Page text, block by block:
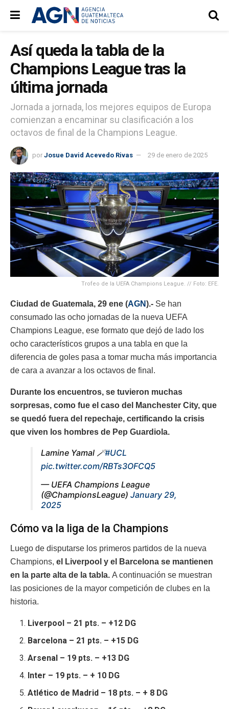
Así queda la tabla de la
Champions League tras la
última jornada
Jornada a jornada, los mejores equipos de Europa
comienzan a encaminar su clasificación a los
octavos de final de la Champions League.
por Josue David Acevedo Rivas 29 de enero de 2025
Trofeo de la UEFA Champions League. // Foto: EFE.
Ciudad de Guatemala, 29 ene (AGN).- Se han
consumado las ocho jornadas de la nueva UEFA
Champions League, ese formato que dejó de lado los
ocho característicos grupos a una tabla en que la
diferencia de goles pasa a tomar mucha más importancia
de cara a avanzar a los octavos de final.
Durante los encuentros, se tuvieron muchas
sorpresas, como fue el caso del Manchester City, que
se quedó fuera del repechaje, certificando la crisis
que viven los hombres de Pep Guardiola.
Lamine Yamal 🪄#UCL
pic.twitter.com/RBTs3OFCQ5
— UEFA Champions League
(@ChampionsLeague) January 29,
2025
Cómo va la liga de la Champions
Luego de disputarse los primeros partidos de la nueva
Champions, el Liverpool y el Barcelona se mantienen
en la parte alta de la tabla. A continuación se muestran
las posiciones de la mayor competición de clubes en la
historia.
Liverpool – 21 pts. – +12 DG
Barcelona – 21 pts. – +15 DG
Arsenal – 19 pts. – +13 DG
Inter – 19 pts. – + 10 DG
Atlético de Madrid – 18 pts. – + 8 DG